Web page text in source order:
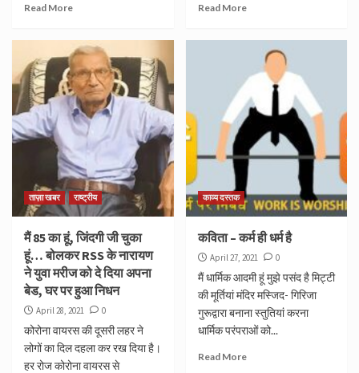
Read More Read More
ताज़ा खबर राष्ट्रीय
मैं 85 का हूं, जिंदगी जी चुका
हूं… बोलकर RSS के नारायण
ने युवा मरीज को दे दिया अपना
बेड, घर पर हुआ निधन
April 28, 2021 0
कोरोना वायरस की दूसरी लहर ने
लोगों का दिल दहला कर रख दिया है।
हर रोज कोरोना वायरस से
काव्य दस्तक
कविता – कर्म ही धर्म है
April 27, 2021 0
मैं धार्मिक आदमी हूं मुझे पसंद है मिट्टी
की मूर्तियां मंदिर मस्जिद- गिरिजा
गुरूद्वारा बनाना स्तुतियां करना
धार्मिक परंपराओं को...
Read More